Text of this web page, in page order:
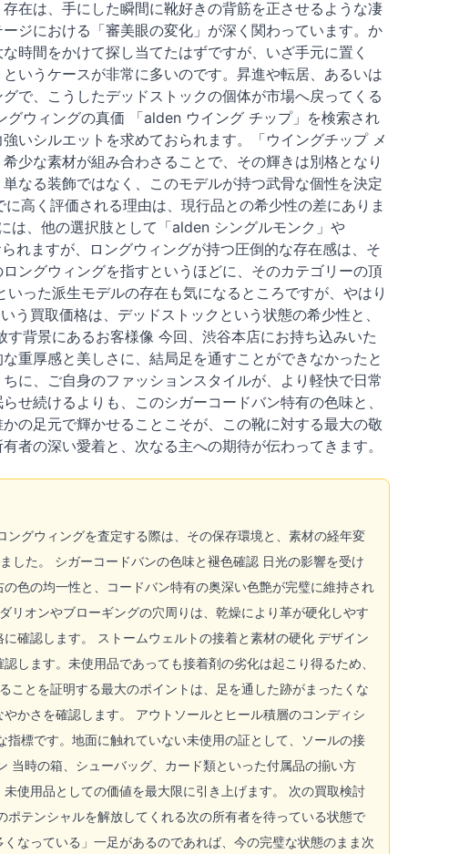
在は、手にした瞬間に靴好きの背筋を正させるような凄
ジにおける「審美眼の変化」が深く関わっています。か
時間をかけて探し当てたはずですが、いざ手元に置く
いうケースが非常に多いのです。昇進や転居、あるいは
で、こうしたデッドストックの個体が市場へ戻ってくる
ウィングの真価 「alden ウイング チップ」を検索され
いシルエットを求めておられます。「ウイングチップ メ
少な素材が組み合わさることで、その輝きは別格となり
なる装飾ではなく、このモデルが持つ武骨な個性を決定
高く評価される理由は、現行品との希少性の差にありま
、他の選択肢として「alden シングルモンク」や
れますが、ロングウィングが持つ圧倒的な存在感は、そ
ングウィングを指すというほどに、そのカテゴリーの頂
った派生モデルの存在も気になるところですが、やはり
買取価格は、デッドストックという状態の希少性と、
背景にあるお客様像 今回、渋谷本店にお持ち込みいた
重厚感と美しさに、結局足を通すことができなかったと
に、ご自身のファッションスタイルが、より軽快で日常
せ続けるよりも、このシガーコードバン特有の色味と、
の足元で輝かせることこそが、この靴に対する最大の敬
者の深い愛着と、次なる主への期待が伝わってきます。
グウィングを査定する際は、その保存環境と、素材の経年変
した。 シガーコードバンの色味と褪色確認 日光の影響を受け
色の均一性と、コードバン特有の奥深い色艶が完璧に維持され
リオンやブローギングの穴周りは、乾燥により革が硬化しやす
確認します。 ストームウェルトの接着と素材の硬化 デザイン
します。未使用品であっても接着剤の劣化は起こり得るため、
ことを証明する最大のポイントは、足を通した跡がまったくな
かさを確認します。 アウトソールとヒール積層のコンディシ
標です。地面に触れていない未使用の証として、ソールの接
当時の箱、シューバッグ、カード類といった付属品の揃い方
使用品としての価値を最大限に引き上げます。 次の買取検討
テンシャルを解放してくれる次の所有者を待っている状態で
なっている」一足があるのであれば、今の完璧な状態のまま次